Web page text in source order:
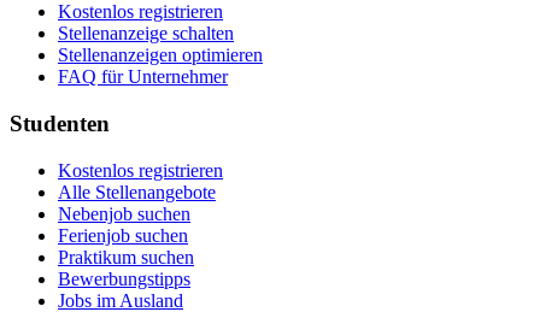
Kostenlos registrieren
Stellenanzeige schalten
Stellenanzeigen optimieren
FAQ für Unternehmer
Studenten
Kostenlos registrieren
Alle Stellenangebote
Nebenjob suchen
Ferienjob suchen
Praktikum suchen
Bewerbungstipps
Jobs im Ausland